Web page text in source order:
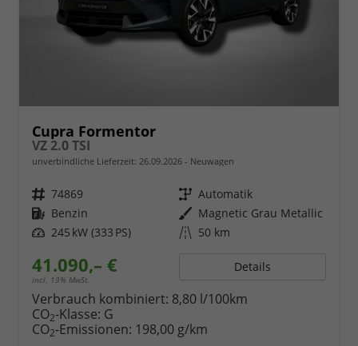
Cupra Formentor
VZ 2.0 TSI
unverbindliche Lieferzeit: 26.09.2026 Neuwagen
Fahrzeugnr. 74869 Getriebe Automatik
Kraftstoff Benzin Außenfarbe Magnetic Grau Metallic
Leistung 245 kW (333 PS) Kilometerstand 50 km
41.090,– €
incl. 19% MwSt.
Details
Verbrauch kombiniert: 8,80 l/100km
CO2-Klasse: G
CO2-Emissionen: 198,00 g/km